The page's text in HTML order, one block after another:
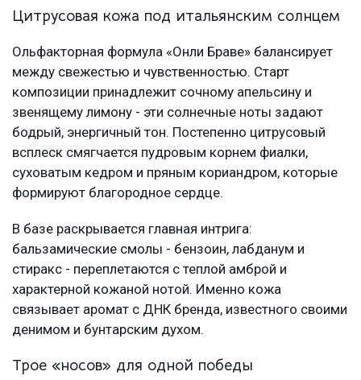
Цитрусовая кожа под итальянским солнцем
Ольфакторная формула «Онли Браве» балансирует
между свежестью и чувственностью. Старт
композиции принадлежит сочному апельсину и
звенящему лимону - эти солнечные ноты задают
бодрый, энергичный тон. Постепенно цитрусовый
всплеск смягчается пудровым корнем фиалки,
суховатым кедром и пряным кориандром, которые
формируют благородное сердце.
В базе раскрывается главная интрига:
бальзамические смолы - бензоин, лабданум и
стиракс - переплетаются с теплой амброй и
характерной кожаной нотой. Именно кожа
связывает аромат с ДНК бренда, известного своими
денимом и бунтарским духом.
Трое «носов» для одной победы